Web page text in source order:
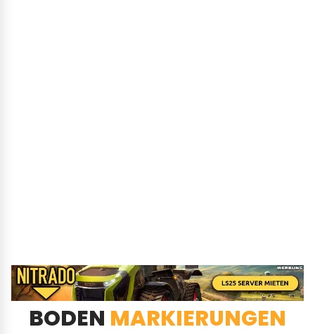
BODEN MARKIERUNGEN